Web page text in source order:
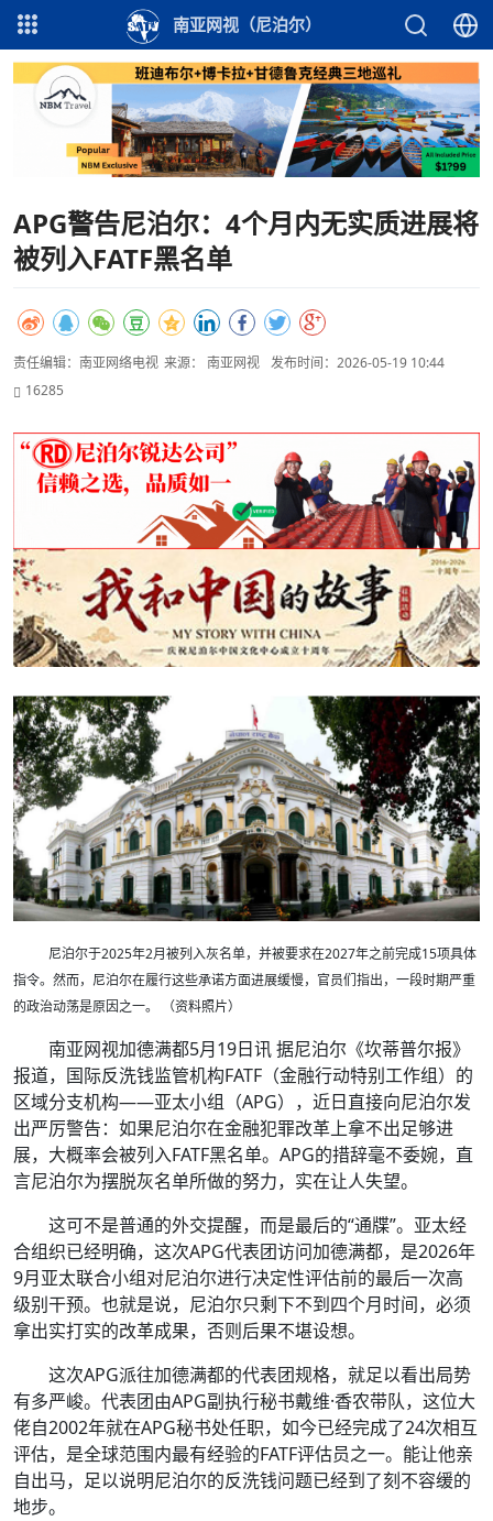
南亚网视（尼泊尔）
APG警告尼泊尔：4个月内无实质进展将
被列入FATF黑名单
责任编辑：南亚网络电视 来源： 南亚网视 发布时间：2026-05-19 10:44
16285
尼泊尔于2025年2月被列入灰名单，并被要求在2027年之前完成15项具体
指令。然而，尼泊尔在履行这些承诺方面进展缓慢，官员们指出，一段时期严重
的政治动荡是原因之一。 （资料照片）
南亚网视加德满都5月19日讯 据尼泊尔《坎蒂普尔报》
报道，国际反洗钱监管机构FATF（金融行动特别工作组）的
区域分支机构——亚太小组（APG），近日直接向尼泊尔发
出严厉警告：如果尼泊尔在金融犯罪改革上拿不出足够进
展，大概率会被列入FATF黑名单。APG的措辞毫不委婉，直
言尼泊尔为摆脱灰名单所做的努力，实在让人失望。
这可不是普通的外交提醒，而是最后的“通牒”。亚太经
合组织已经明确，这次APG代表团访问加德满都，是2026年
9月亚太联合小组对尼泊尔进行决定性评估前的最后一次高
级别干预。也就是说，尼泊尔只剩下不到四个月时间，必须
拿出实打实的改革成果，否则后果不堪设想。
这次APG派往加德满都的代表团规格，就足以看出局势
有多严峻。代表团由APG副执行秘书戴维·香农带队，这位大
佬自2002年就在APG秘书处任职，如今已经完成了24次相互
评估，是全球范围内最有经验的FATF评估员之一。能让他亲
自出马，足以说明尼泊尔的反洗钱问题已经到了刻不容缓的
地步。